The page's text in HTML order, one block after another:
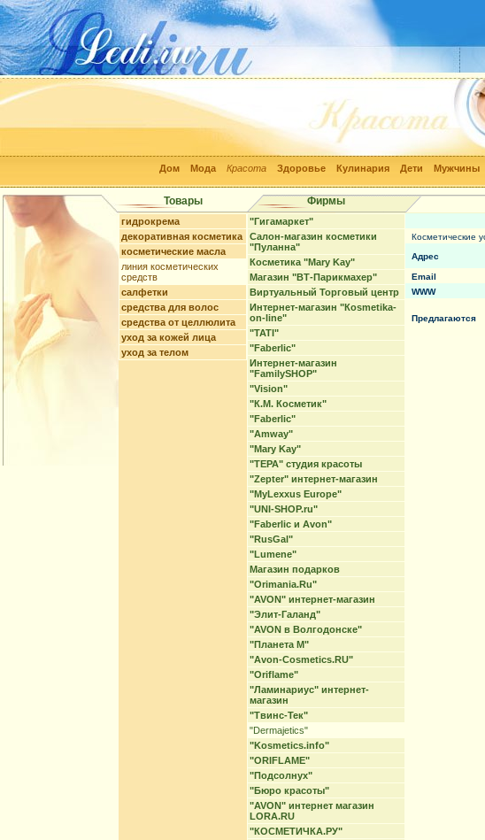
Дом Мода Красота Здоровье Кулинария Дети Мужчины
Товары Фирмы
гидрокрема
декоративная косметика
косметические масла
линия косметических
средств
салфетки
средства для волос
средства от целлюлита
уход за кожей лица
уход за телом
"Гигамаркет"
Салон-магазин косметики
"Пуланна"
Косметика "Mary Kay"
Магазин "ВТ-Парикмахер"
Виртуальный Торговый центр
Интернет-магазин "Кosmetika-
on-line"
"TATI"
"Faberlic"
Интернет-магазин
"FamilySHOP"
"Vision"
"К.М. Косметик"
"Faberlic"
"Amway"
"Mary Kay"
"ТЕРА" студия красоты
"Zepter" интернет-магазин
"MyLexxus Europe"
"UNI-SHOP.ru"
"Faberlic и Avon"
"RusGal"
"Lumene"
Магазин подарков
"Orimania.Ru"
"AVON" интернет-магазин
"Элит-Галанд"
"AVON в Волгодонске"
"Планета М"
"Avon-Cosmetics.RU"
"Oriflame"
"Ламинариус" интернет-
магазин
"Твинс-Тек"
"Dermajetics"
"Kosmetics.info"
"ORIFLAME"
"Подсолнух"
"Бюро красоты"
"AVON" интернет магазин
LORA.RU
"КОСМЕТИЧКА.РУ"
Косметические
Адрес
Email
WWW
Предлагаются